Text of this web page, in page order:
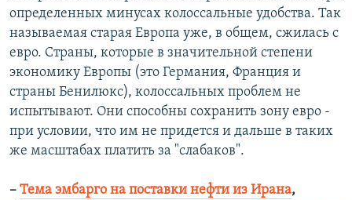
определенных минусах колоссальные удобства. Так
называемая старая Европа уже, в общем, сжилась с
евро. Страны, которые в значительной степени
экономику Европы (это Германия, Франция и
страны Бенилюкс), колоссальных проблем не
испытывают. Они способны сохранить зону евро -
при условии, что им не придется и дальше в таких
же масштабах платить за "слабаков".
– Тема эмбарго на поставки нефти из Ирана,